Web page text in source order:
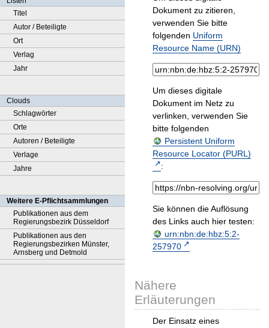
Titel
Autor / Beteiligte
Ort
Verlag
Jahr
Clouds
Schlagwörter
Orte
Autoren / Beteiligte
Verlage
Jahre
Weitere E-Pflichtsammlungen
Publikationen aus dem
Regierungsbezirk Düsseldorf
Publikationen aus den
Regierungsbezirken Münster,
Arnsberg und Detmold
Dokument zu zitieren,
verwenden Sie bitte
folgenden Uniform
Resource Name (URN)
Um dieses digitale
Dokument im Netz zu
verlinken, verwenden Sie
bitte folgenden
Persistent Uniform
Resource Locator (PURL)
:
Sie können die Auflösung
des Links auch hier testen:
urn:nbn:de:hbz:5:2-
257970
Nähere
Erläuterungen
Der Einsatz eines